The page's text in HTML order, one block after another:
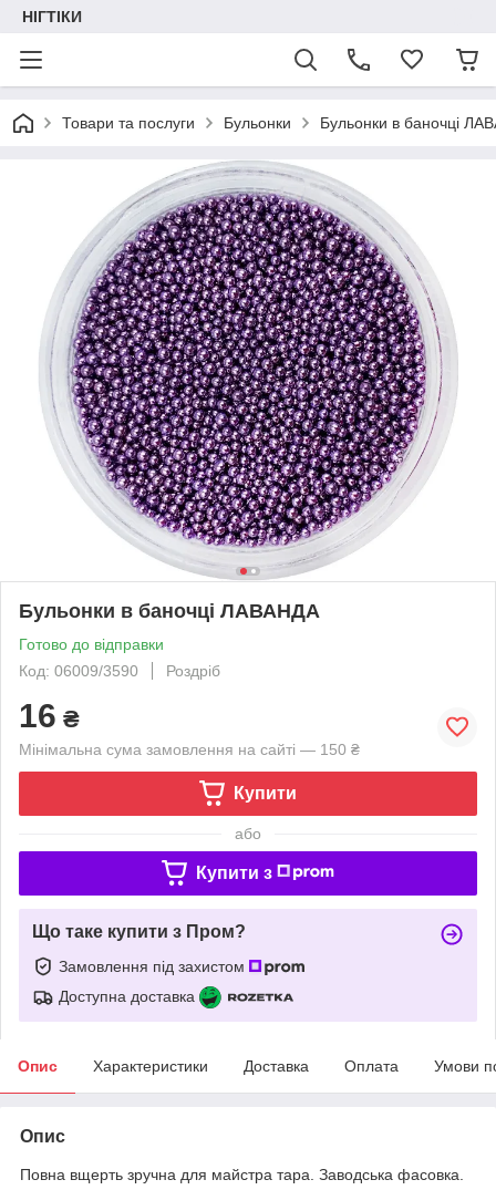
НІГТІКИ
Товари та послуги Бульонки Бульонки в баночці
Бульонки в баночці ЛАВАНДА
Готово до відправки
Код: 06009/3590
Роздріб
16 ₴
Мінімальна сума замовлення на сайті — 150 ₴
Купити
або
Купити з
Що таке купити з Пром?
Замовлення під захистом
Доступна доставка
Опис Характеристики Доставка Оплата Умови
Опис
Повна вщерть зручна для майстра тара. Заводська фасовка.